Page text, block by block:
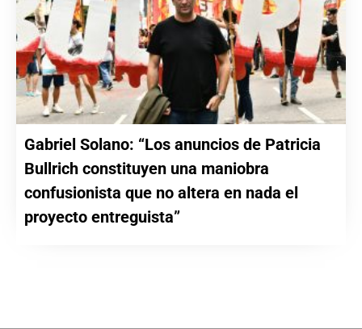
Gabriel Solano: “Los anuncios de Patricia
Bullrich constituyen una maniobra
confusionista que no altera en nada el
proyecto entreguista”